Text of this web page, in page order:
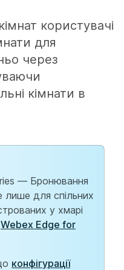
користувачі
для
через
кімнати в
— Бронювання
лише для спільних
у хмарі
Webex Edge for
конфігурації